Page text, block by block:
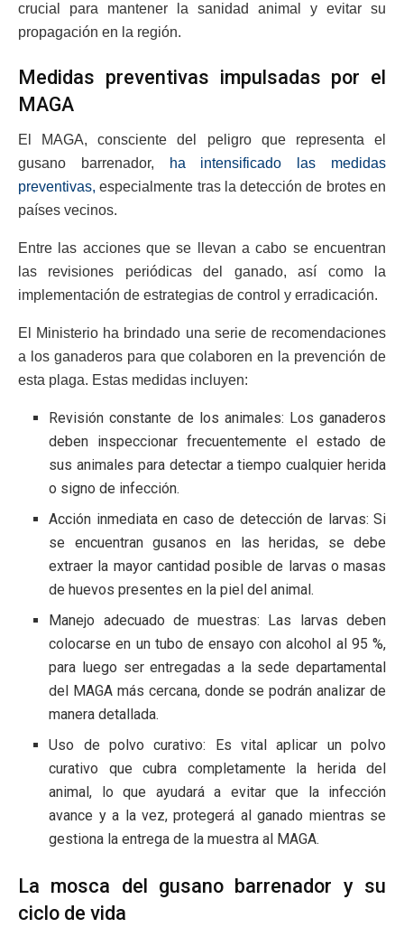
crucial para mantener la sanidad animal y evitar su
propagación en la región.
Medidas preventivas impulsadas por el
MAGA
El MAGA, consciente del peligro que representa el
gusano barrenador,
ha intensificado las medidas
preventivas, especialmente tras la detección de brotes en
países vecinos.
Entre las acciones que se llevan a cabo se encuentran
las revisiones periódicas del ganado, así como la
implementación de estrategias de control y erradicación.
El Ministerio ha brindado una serie de recomendaciones
a los ganaderos para que colaboren en la prevención de
esta plaga. Estas medidas incluyen:
Revisión constante de los animales: Los ganaderos
deben inspeccionar frecuentemente el estado de
sus animales para detectar a tiempo cualquier herida
o signo de infección.
Acción inmediata en caso de detección de larvas: Si
se encuentran gusanos en las heridas, se debe
extraer la mayor cantidad posible de larvas o masas
de huevos presentes en la piel del animal.
Manejo adecuado de muestras: Las larvas deben
colocarse en un tubo de ensayo con alcohol al 95 %,
para luego ser entregadas a la sede departamental
del MAGA más cercana, donde se podrán analizar de
manera detallada.
Uso de polvo curativo: Es vital aplicar un polvo
curativo que cubra completamente la herida del
animal, lo que ayudará a evitar que la infección
avance y a la vez, protegerá al ganado mientras se
gestiona la entrega de la muestra al MAGA.
La mosca del gusano barrenador y su
ciclo de vida